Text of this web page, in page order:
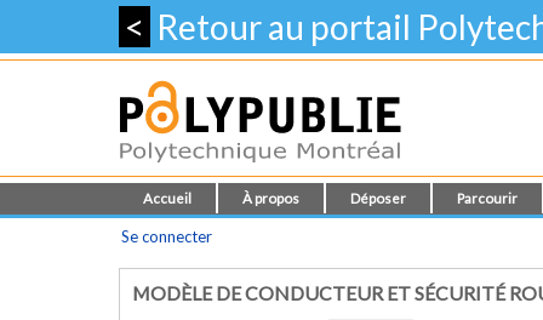
< Retour au portail
Accueil À propos Déposer Parcourir
Se connecter
MODÈLE DE CONDUCTEUR ET SÉCURITÉ